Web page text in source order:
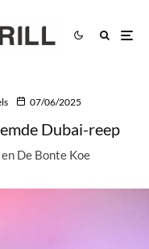
07/06/2025
Dubai-reep
De Bonte Koe